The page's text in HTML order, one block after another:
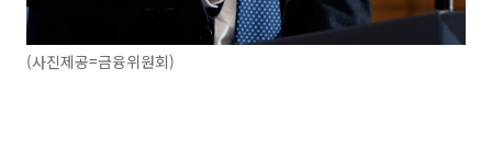
(사진제공=금융위원회)